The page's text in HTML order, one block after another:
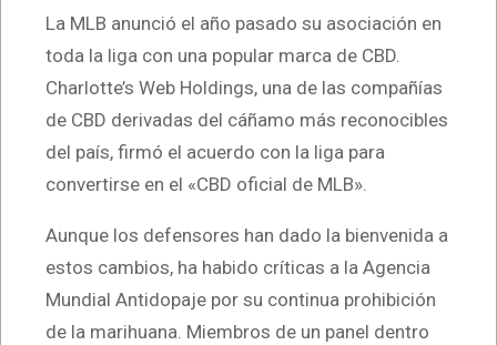
La MLB anunció el año pasado su asociación en
toda la liga con una popular marca de CBD.
Charlotte’s Web Holdings, una de las compañías
de CBD derivadas del cáñamo más reconocibles
del país, firmó el acuerdo con la liga para
convertirse en el «CBD oficial de MLB».
Aunque los defensores han dado la bienvenida a
estos cambios, ha habido críticas a la Agencia
Mundial Antidopaje por su continua prohibición
de la marihuana. Miembros de un panel dentro